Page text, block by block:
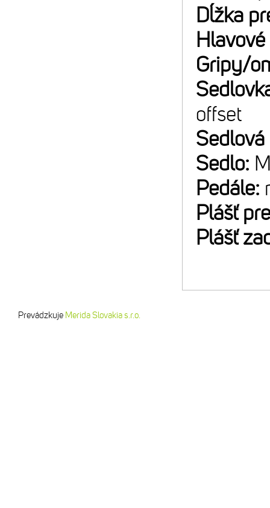
Dĺžka
Gripy/
offset
Sedlo:
Pedále:
Plášť
Plášť
Prevádzkuje Merida Slovakia s.r.o.